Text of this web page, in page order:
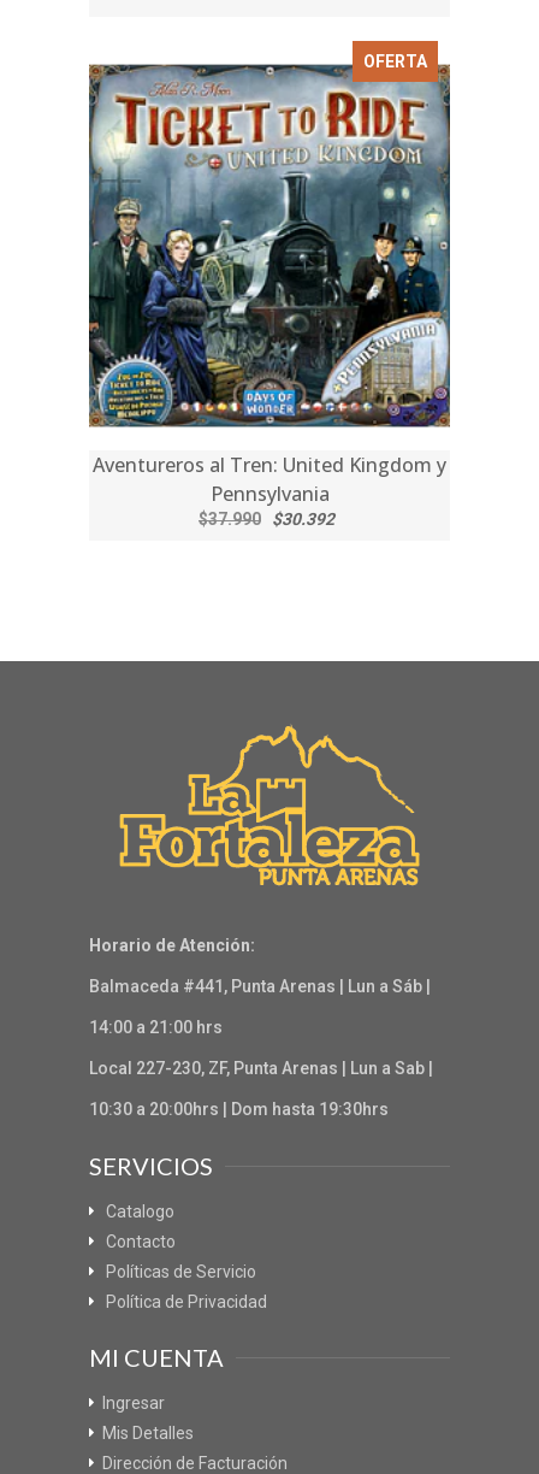
OFERTA
Aventureros al Tren: United Kingdom y
Pennsylvania
$37.990 $30.392
Horario de Atención:
Balmaceda #441, Punta Arenas | Lun a Sáb |
14:00 a 21:00 hrs
Local 227-230, ZF, Punta Arenas | Lun a Sab |
10:30 a 20:00hrs | Dom hasta 19:30hrs
SERVICIOS
Catalogo
Contacto
Políticas de Servicio
Política de Privacidad
MI CUENTA
Ingresar
Mis Detalles
Dirección de Facturación